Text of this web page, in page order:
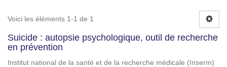
Voici les éléments 1-1 de 1
Suicide : autopsie psychologique, outil de recherche
en prévention
Institut national de la santé et de la recherche médicale (Inserm)